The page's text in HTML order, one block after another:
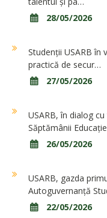
28/05/2026
Studenții USARB în
practică de secur…
27/05/2026
USARB, în dialog
Săptămânii
26/05/2026
USARB, gazda
Autoguvernanță
22/05/2026